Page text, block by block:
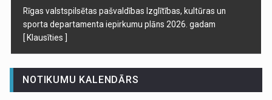
Rīgas valstspilsētas pašvaldības Izglītības, kultūras un
sporta departamenta iepirkumu plāns 2026. gadam
[ Klausīties ]
NOTIKUMU KALENDĀRS